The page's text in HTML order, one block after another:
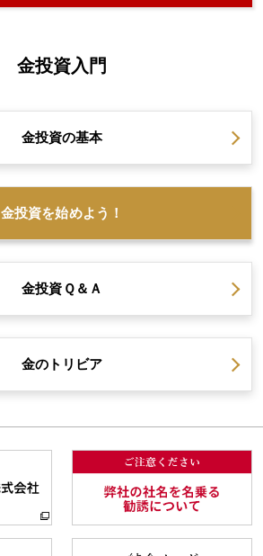
金投資入門
金投資の基本
金投資を始めよう！
金投資 Ｑ＆Ａ
金のトリビア